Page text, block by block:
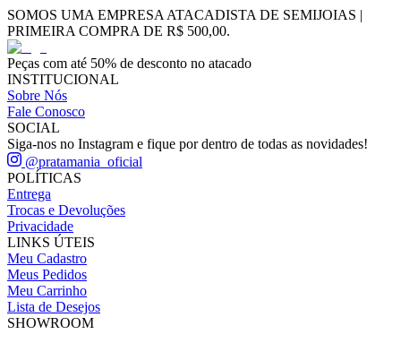
SOMOS UMA EMPRESA ATACADISTA DE SEMIJOIAS |
PRIMEIRA COMPRA DE R$ 500,00.
Peças com até 50% de desconto no atacado
INSTITUCIONAL
Sobre Nós
Fale Conosco
SOCIAL
Siga-nos no Instagram e fique por dentro de todas as novidades!
@pratamania_oficial
POLÍTICAS
Entrega
Trocas e Devoluções
Privacidade
LINKS ÚTEIS
Meu Cadastro
Meus Pedidos
Meu Carrinho
Lista de Desejos
SHOWROOM